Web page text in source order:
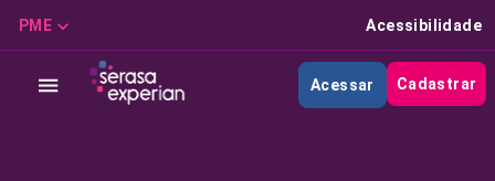
PME Acessibilidade
Acessar Cadastrar